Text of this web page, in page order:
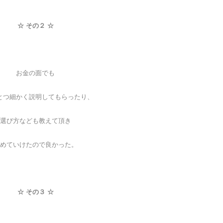
☆ その２ ☆
お金の面でも
つ細かく説明してもらったり、
選び方なども教えて頂き
ていけたので良かった。
☆ その３ ☆